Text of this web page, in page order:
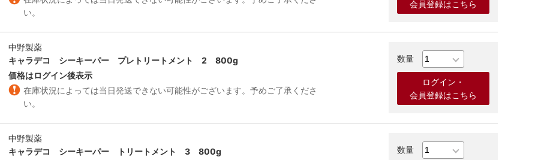
い。
会員登録はこちら
中野製薬
キャラデコ シーキーパー プレトリートメント 2 800g
価格はログイン後表示
在庫状況によっては当日発送できない可能性がございます。予めご了承くださ
い。
ログイン・
会員登録はこちら
中野製薬
キャラデコ シーキーパー トリートメント 3 800g